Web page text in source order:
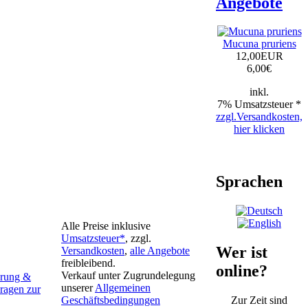
&
zur
Mucuna pruriens
12,00EUR
6,00€
inkl.
7% Umsatzsteuer *
zzgl.Versandkosten,
hier klicken
Sprachen
Wer ist
online?
Zur Zeit sind
Alle Preise inklusive
Umsatzsteuer*, zzgl.
Versandkosten, alle Angebote
freibleibend.
Verkauf unter Zugrundelegung
unsererAllgemeinen
Geschäftsbedingungen